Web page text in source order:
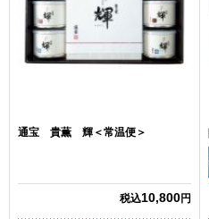
通宝 貴薫 輝＜常温便＞
税込10,800円